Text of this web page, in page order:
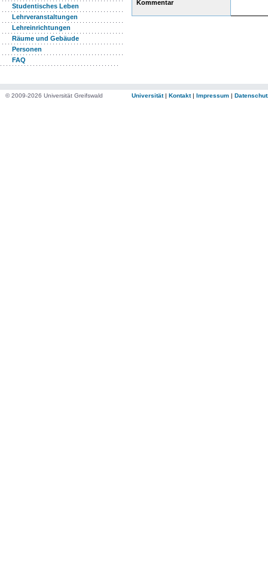
Studentisches Leben
Lehrveranstaltungen
Lehreinrichtungen
Räume und Gebäude
Personen
FAQ
Kommentar
© 2009-2026 Universität Greifswald Universität| Kontakt| Impressum |